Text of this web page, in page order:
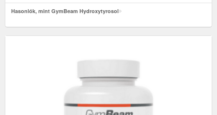
Hasonlók, mint GymBeam Hydroxytyrosol